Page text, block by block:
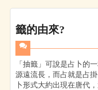
籤的由來?
「抽籤」可說是占卜的
源遠流長，而占就是占
卜形式大約出現在唐代